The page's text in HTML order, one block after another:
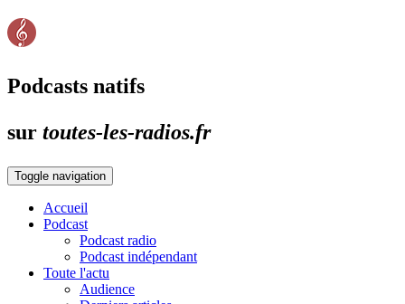
Podcasts natifs
sur toutes-les-radios.fr
Toggle navigation
Accueil
Podcast
Podcast radio
Podcast indépendant
Toute l'actu
Audience